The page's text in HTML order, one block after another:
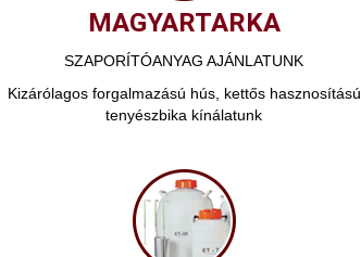
MAGYARTARKA
SZAPORÍTÓANYAG AJÁNLATUNK
Kizárólagos forgalmazású hús, kettős hasznosítású
tenyészbika kínálatunk